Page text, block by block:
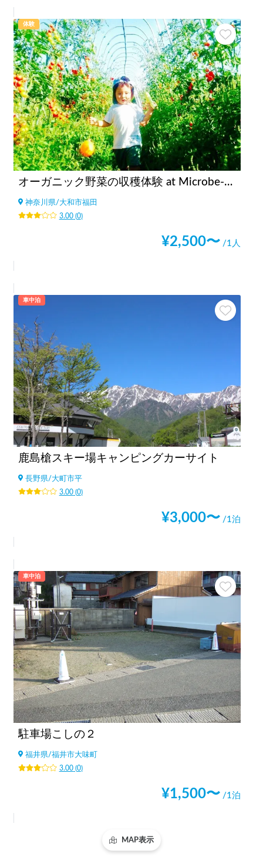
体験
オーガニック野菜の収穫体験 at Microbe-NaturalFarmers-
神奈川県/大和市福田
3.00(0)
¥2,500〜 /1人
車中泊
鹿島槍スキー場キャンピングカーサイト
長野県/大町市平
3.00(0)
¥3,000〜 /1泊
車中泊
駐車場こしの２
福井県/福井市大味町
3.00(0)
¥1,500〜 /1泊
MAP表示